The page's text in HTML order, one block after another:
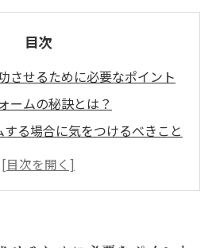
目次
させるために必要なポイント
ームの秘訣とは？
る場合に気をつけるべきこと
に知っておきたいコツ